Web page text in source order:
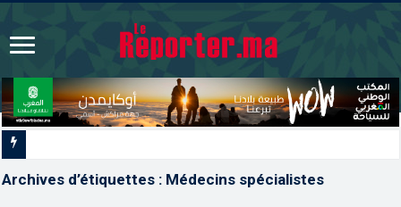
Archives d’étiquettes : Médecins spécialistes